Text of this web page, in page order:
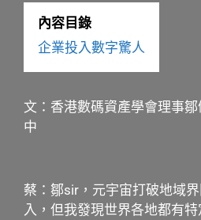
內容目錄
企業投入數字驚人
文：香港數碼資產學會理事
中
蔡：鄒sir，元宇宙打破地域
入，但我發現世界各地都有